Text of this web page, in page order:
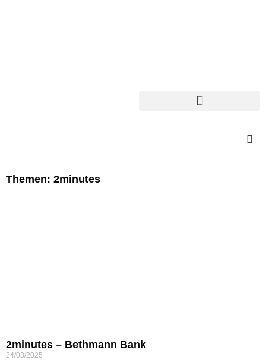
Themen: 2minutes
2minutes – Bethmann Bank
24/03/2025